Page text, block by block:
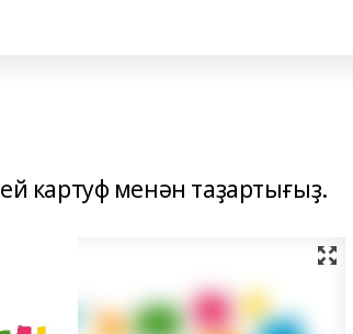
картуф менән таҙартығыҙ.